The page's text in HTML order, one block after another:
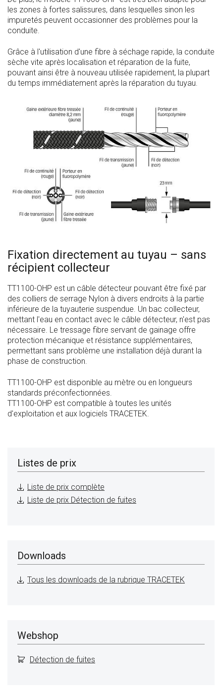
les zones à fortes salissures, dans lesquelles sinon les
impuretés peuvent occasionner des problèmes pour la
conduite.
Grâce à l'utilisation d'une fibre à séchage rapide, la conduite
sèche vite après localisation et réparation de la fuite,
pouvant ainsi être à nouveau utilisée rapidement, la plupart
du temps immédiatement après la réparation du tuyau.
Fixation directement au tuyau – sans
récipient collecteur
TT1100-OHP est un câble détecteur pouvant être fixé par
des colliers de serrage Nylon à divers endroits à la partie
inférieure de la tuyauterie suspendue. Un bac collecteur,
mettant l'eau en contact avec le câble détecteur, n'est pas
nécessaire. Le tressage fibre servant de gainage offre
protection mécanique et résistance supplémentaires,
permettant sans problème une installation déjà durant la
phase de construction.
TT1100-OHP est disponible au mètre ou en longueurs
standards préconfectionnées.
TT1100-OHP est compatible à toutes les unités
d'exploitation et aux logiciels TRACETEK.
Listes de prix
Liste de prix complète
Liste de prix Détection de fuites
Downloads
Tous les downloads de la rubrique TRACETEK
Webshop
Détection de fuites